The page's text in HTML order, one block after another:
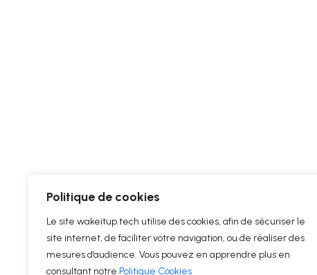
Politique de cookies
Le site wakeitup.tech utilise des cookies, afin de sécuriser le
site internet, de faciliter votre navigation, ou de réaliser des
mesures d’audience. Vous pouvez en apprendre plus en
consultant notre Politique Cookies